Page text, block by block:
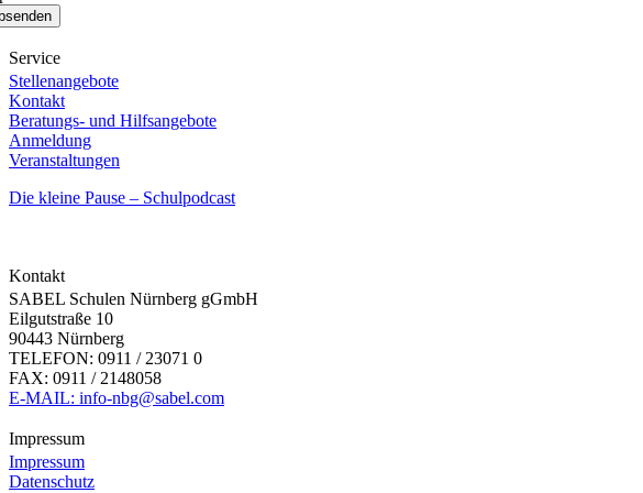
Service
Stellenangebote
Kontakt
Beratungs- und Hilfsangebote
Anmeldung
Veranstaltungen
Die kleine Pause – Schulpodcast
Kontakt
SABEL Schulen Nürnberg gGmbH
Eilgutstraße 10
90443 Nürnberg
TELEFON: 0911 / 23071 0
FAX: 0911 / 2148058
E-MAIL: info-nbg@sabel.com
Impressum
Impressum
Datenschutz